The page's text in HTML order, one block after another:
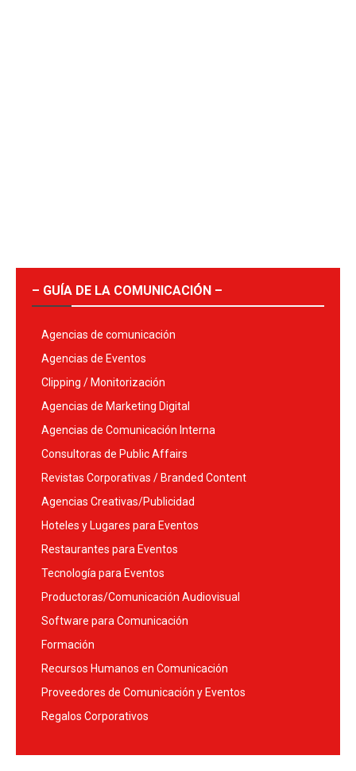
– GUÍA DE LA COMUNICACIÓN –
Agencias de comunicación
Agencias de Eventos
Clipping / Monitorización
Agencias de Marketing Digital
Agencias de Comunicación Interna
Consultoras de Public Affairs
Revistas Corporativas / Branded Content
Agencias Creativas/Publicidad
Hoteles y Lugares para Eventos
Restaurantes para Eventos
Tecnología para Eventos
Productoras/Comunicación Audiovisual
Software para Comunicación
Formación
Recursos Humanos en Comunicación
Proveedores de Comunicación y Eventos
Regalos Corporativos